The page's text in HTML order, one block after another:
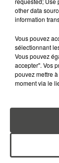
RCA
other data
information
Vous pouvez
sélectionnant
Vous pouvez
accepter". Vos
pouvez mettre
moment via le